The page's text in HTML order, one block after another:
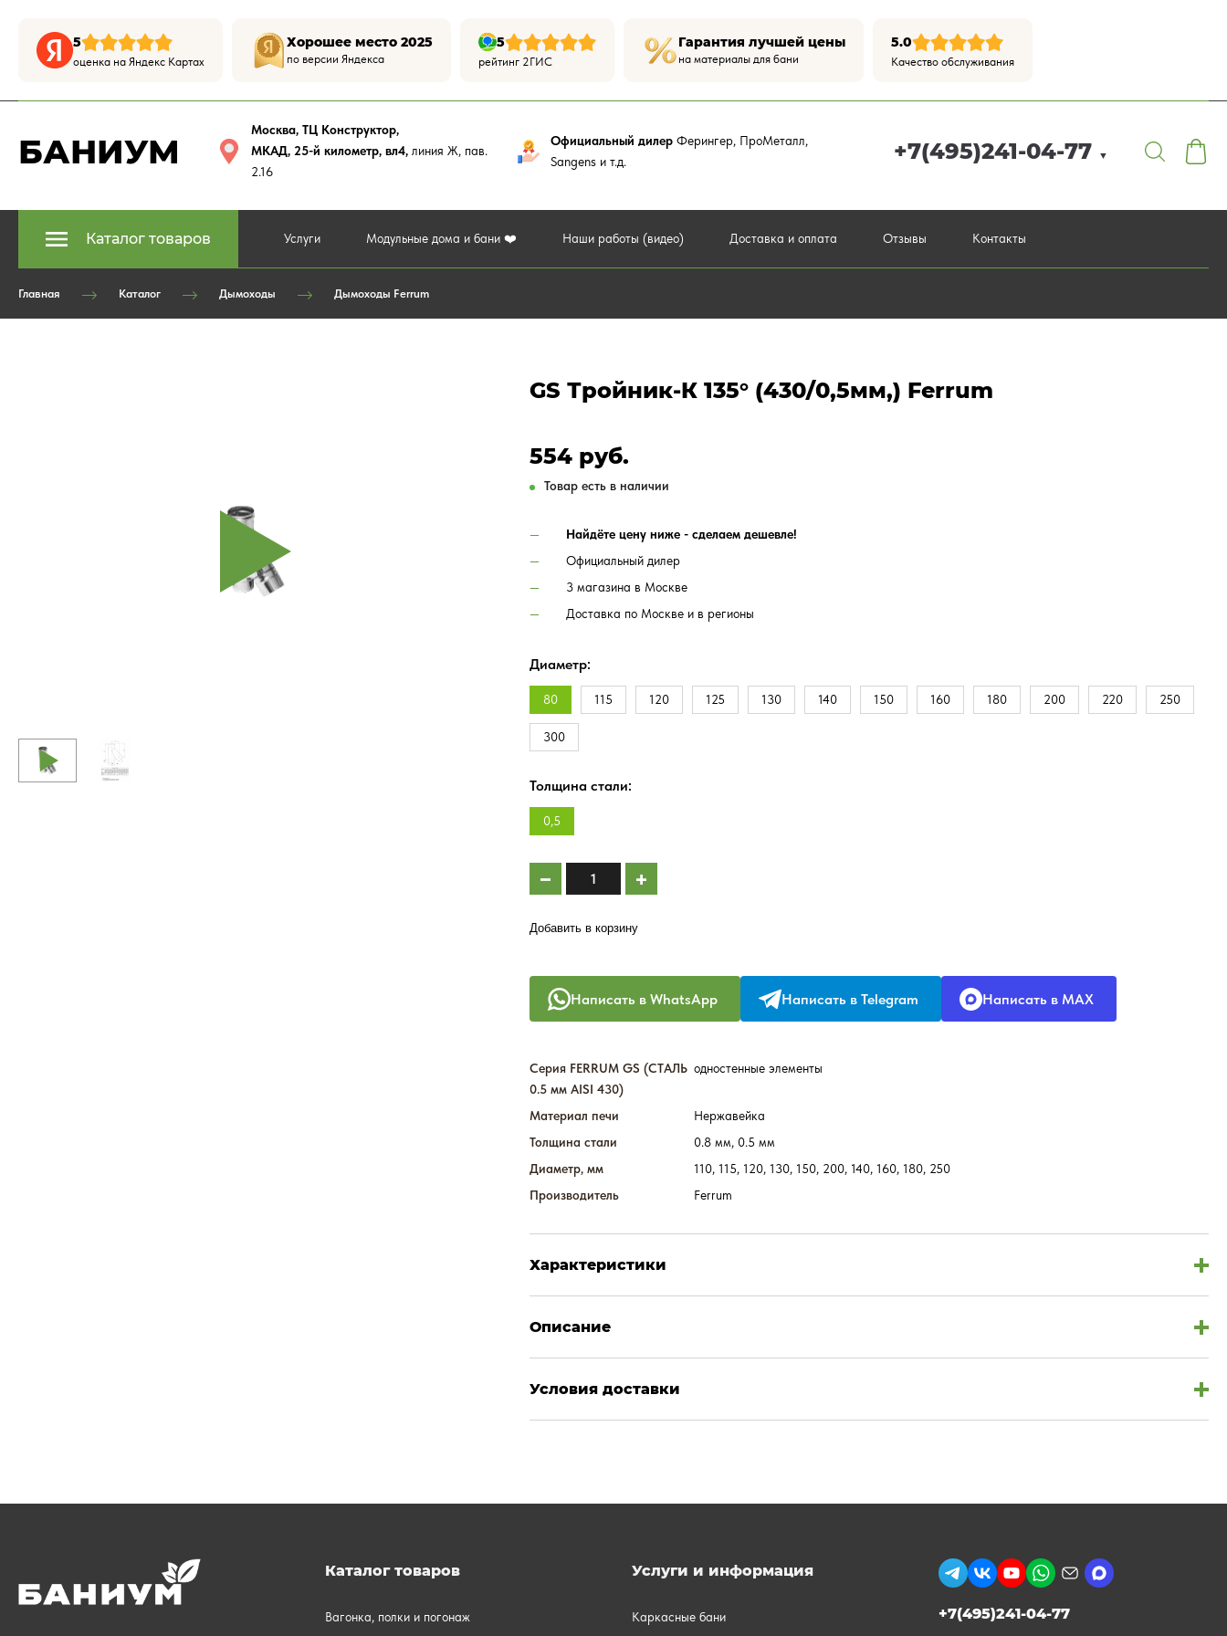
5
оценка на Яндекс Картах
Хорошее место 2025
по версии Яндекса
5
рейтинг 2ГИС
Гарантия лучшей цены
на материалы для бани
5.0
Качество обслуживания
БАНИУМ
Москва, ТЦ Конструктор,
МКАД, 25-й километр, вл4, линия Ж, пав.
2.16
Официальный дилер Ферингер, ПроМеталл,
Sangens и т.д.
+7(495)241-04-77 ▼
Каталог товаров Услуги Модульные дома и бани ❤️ Наши работы (видео) Доставка и оплата Отзывы Контакты
Главная Каталог Дымоходы Дымоходы Ferrum
GS Тройник-К 135° (430/0,5мм,) Ferrum
554 руб.
Товар есть в наличии
Найдёте цену ниже - сделаем дешевле!
Официальный дилер
3 магазина в Москве
Доставка по Москве и в регионы
Диаметр:
80 115 120 125 130 140 150 160 180 200 220 250
300
Толщина стали:
0,5
Добавить в корзину
Написать в WhatsApp Написать в Telegram Написать в MAX
Серия FERRUM GS (СТАЛЬ
0.5 мм AISI 430)
одностенные элементы
Материал печи
Нержавейка
Толщина стали
0.8 мм, 0.5 мм
Диаметр, мм
110, 115, 120, 130, 150, 200, 140, 160, 180, 250
Производитель
Ferrum
Характеристики
Описание
Условия доставки
Каталог товаров
Вагонка, полки и погонаж
Услуги и информация
Каркасные бани +7(495)241-04-77